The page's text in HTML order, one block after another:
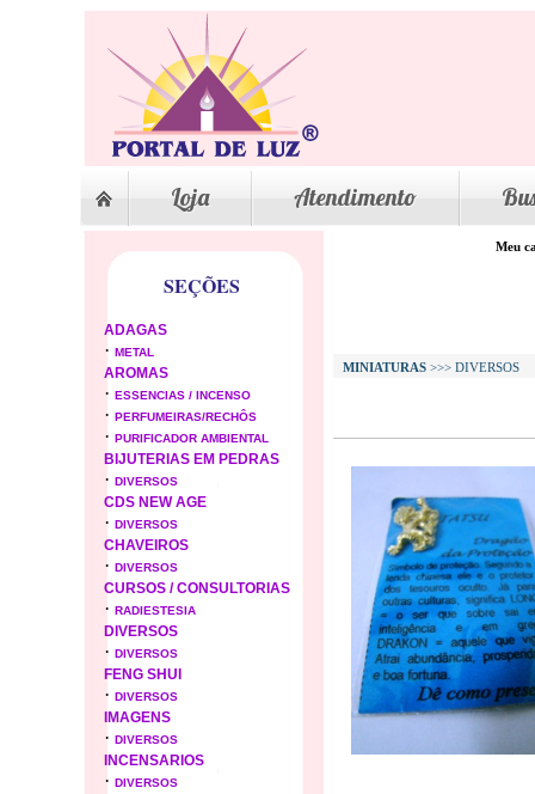
Loja Atendimento
SEÇÕES
ADAGAS
· METAL
AROMAS
· ESSENCIAS / INCENSO
· PERFUMEIRAS/RECHÔS
· PURIFICADOR AMBIENTAL
BIJUTERIAS EM PEDRAS
· DIVERSOS
CDS NEW AGE
· DIVERSOS
CHAVEIROS
· DIVERSOS
CURSOS / CONSULTORIAS
· RADIESTESIA
DIVERSOS
· DIVERSOS
FENG SHUI
· DIVERSOS
IMAGENS
· DIVERSOS
INCENSARIOS
· DIVERSOS
Meu
MINIATURAS>>> DIVERSOS